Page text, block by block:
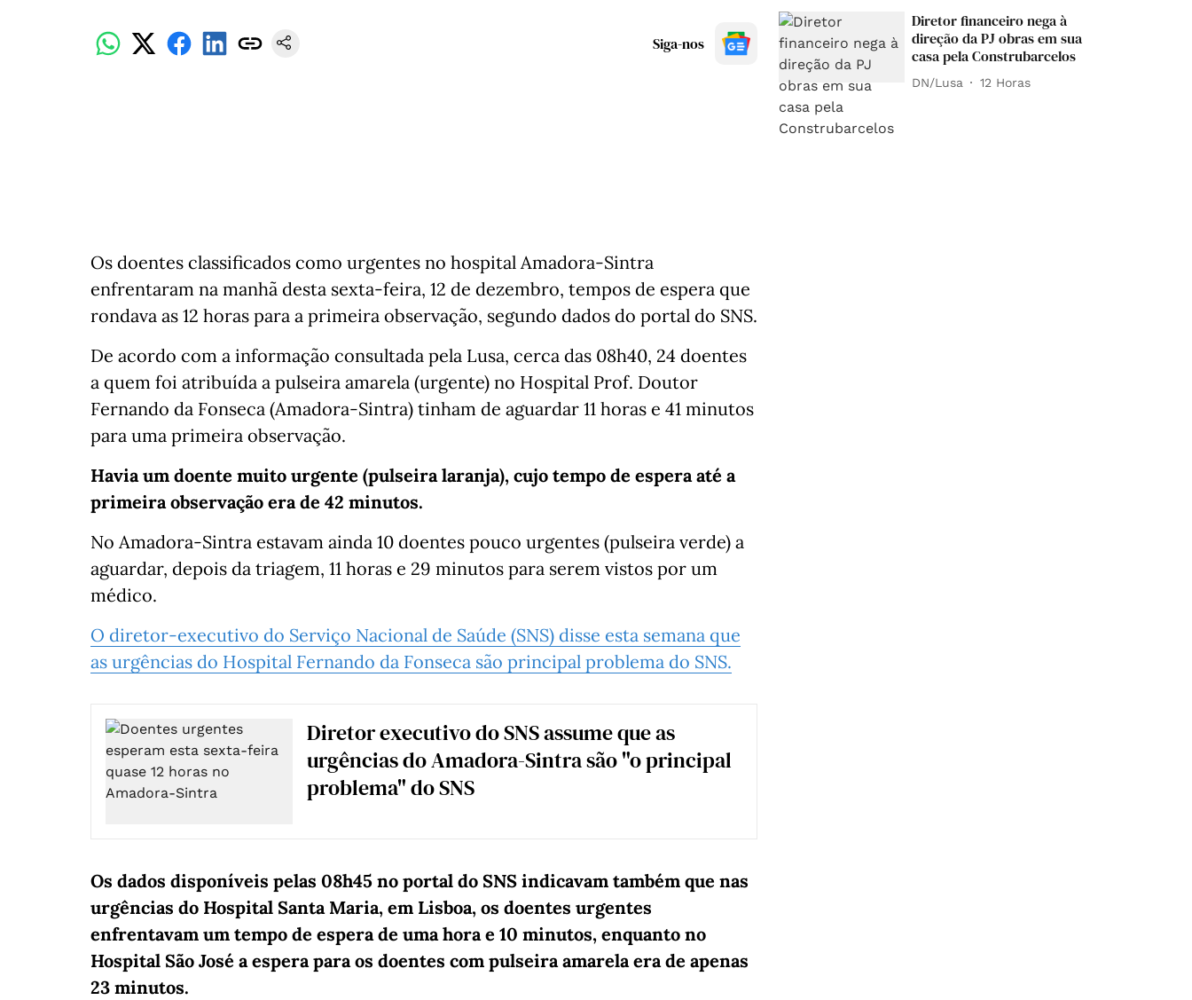
Siga-nos
Os doentes classificados como urgentes no hospital Amadora-Sintra
enfrentaram na manhã desta sexta-feira, 12 de dezembro, tempos de espera que
rondava as 12 horas para a primeira observação, segundo dados do portal do SNS.
De acordo com a informação consultada pela Lusa, cerca das 08h40, 24 doentes
a quem foi atribuída a pulseira amarela (urgente) no Hospital Prof. Doutor
Fernando da Fonseca (Amadora-Sintra) tinham de aguardar 11 horas e 41 minutos
para uma primeira observação.
Havia um doente muito urgente (pulseira laranja), cujo tempo de espera até a
primeira observação era de 42 minutos.
No Amadora-Sintra estavam ainda 10 doentes pouco urgentes (pulseira verde) a
aguardar, depois da triagem, 11 horas e 29 minutos para serem vistos por um
médico.
O diretor-executivo do Serviço Nacional de Saúde (SNS) disse esta semana que
as urgências do Hospital Fernando da Fonseca são principal problema do SNS.
Diretor executivo do SNS assume que as
urgências do Amadora-Sintra são "o principal
problema" do SNS
Os dados disponíveis pelas 08h45 no portal do SNS indicavam também que nas
urgências do Hospital Santa Maria, em Lisboa, os doentes urgentes
enfrentavam um tempo de espera de uma hora e 10 minutos, enquanto no
Hospital São José a espera para os doentes com pulseira amarela era de apenas
23 minutos.
Diretor financeiro nega à
direção da PJ obras em sua
casa pela Construbarcelos
DN/Lusa 12 Horas